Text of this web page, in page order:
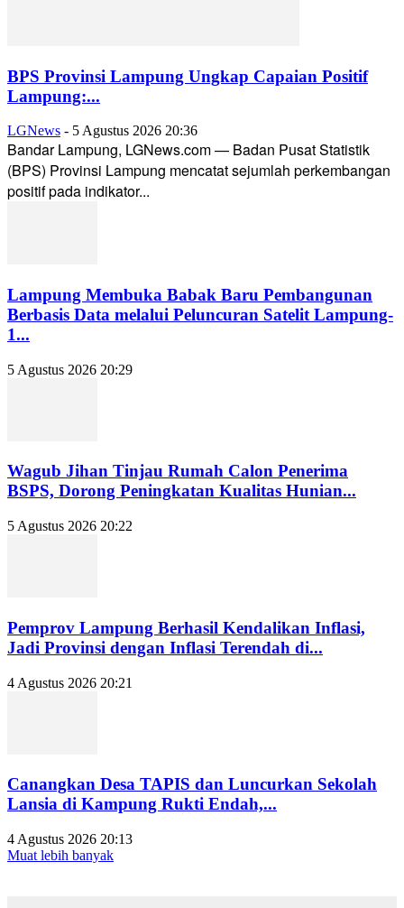
BPS Provinsi Lampung Ungkap Capaian Positif
Lampung:...
LGNews - 5 Agustus 2026 20:36
Bandar Lampung, LGNews.com — Badan Pusat Statistik
(BPS) Provinsi Lampung mencatat sejumlah perkembangan
positif pada indikator...
Lampung Membuka Babak Baru Pembangunan
Berbasis Data melalui Peluncuran Satelit Lampung-
1...
5 Agustus 2026 20:29
Wagub Jihan Tinjau Rumah Calon Penerima
BSPS, Dorong Peningkatan Kualitas Hunian...
5 Agustus 2026 20:22
Pemprov Lampung Berhasil Kendalikan Inflasi,
Jadi Provinsi dengan Inflasi Terendah di...
4 Agustus 2026 20:21
Canangkan Desa TAPIS dan Luncurkan Sekolah
Lansia di Kampung Rukti Endah,...
4 Agustus 2026 20:13
Muat lebih banyak